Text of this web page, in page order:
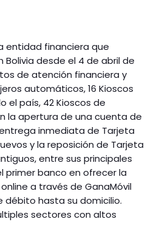
entidad financiera que
desde el 4 de abril de
de atención financiera y
automáticos, 16 Kioscos
el país, 42 Kioscos de
la apertura de una cuenta de
inmediata de Tarjeta
y la reposición de Tarjeta
entre sus principales
primer banco en ofrecer la
a través de GanaMóvil
hasta su domicilio.
sectores con altos